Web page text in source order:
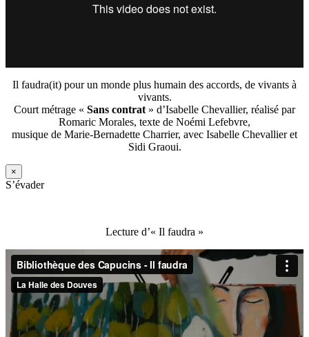
Il faudra(it) pour un monde plus humain des accords, de vivants à
vivants.
Court métrage « Sans contrat » d’Isabelle Chevallier, réalisé par
Romaric Morales, texte de Noémi Lefebvre,
musique de Marie-Bernadette Charrier, avec Isabelle Chevallier et
Sidi Graoui.
×
S’évader
Lecture d’« Il faudra »